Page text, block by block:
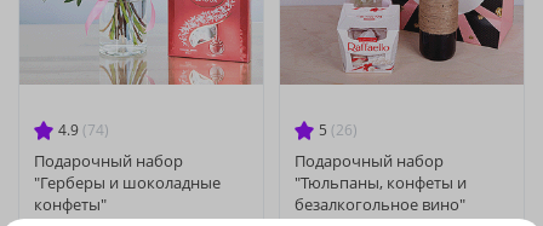
4.9 (74)
Подарочный набор
"Герберы и шоколадные
конфеты"
5 (26)
Подарочный набор
"Тюльпаны, конфеты и
безалкогольное вино"